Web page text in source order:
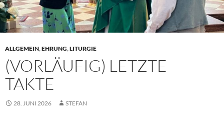
ALLGEMEIN,EHRUNG,LITURGIE
(VORLÄUFIG) LETZTE
TAKTE
28. JUNI 2026 STEFAN